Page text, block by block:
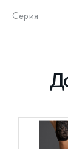
Серия